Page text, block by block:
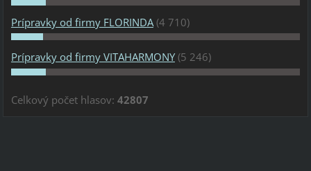
Prípravky od firmy FLORINDA (4 710)
Prípravky od firmy VITAHARMONY (5 246)
Celkový počet hlasov: 42807